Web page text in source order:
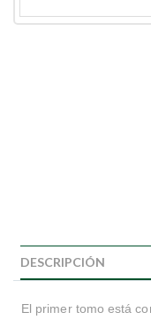
DESCRIPCIÓN
El primer tomo está